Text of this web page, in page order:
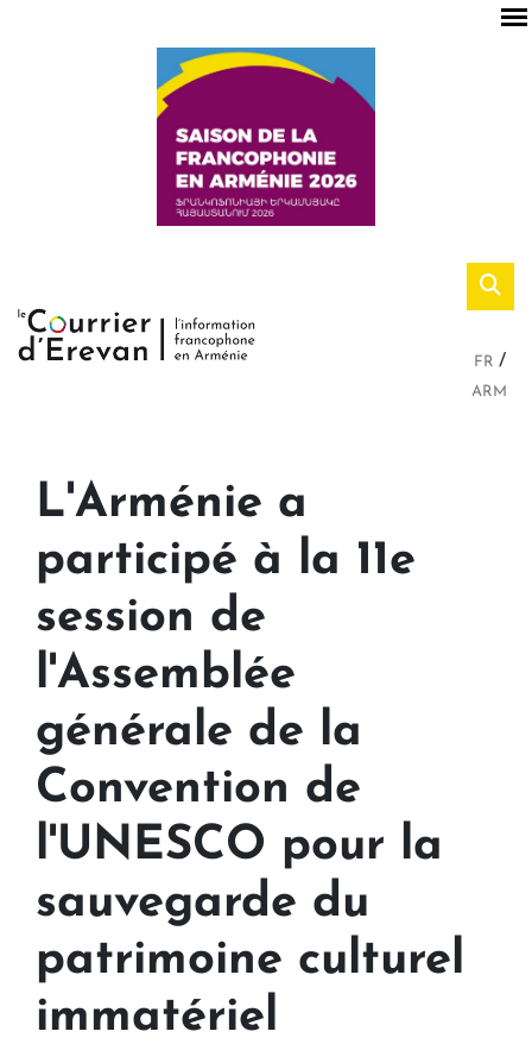
FR
ARM
L'Arménie a
participé à la 11e
session de
l'Assemblée
générale de la
Convention de
l'UNESCO pour la
sauvegarde du
patrimoine culturel
immatériel